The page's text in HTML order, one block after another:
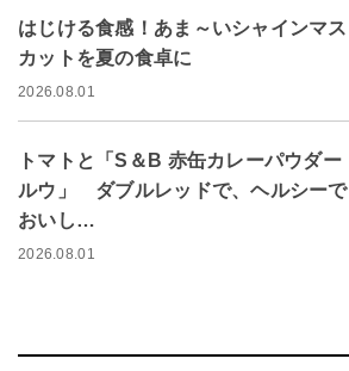
はじける食感！あま～いシャインマス
カットを夏の食卓に
2026.08.01
トマトと「S＆B 赤缶カレーパウダー
ルウ」 ダブルレッドで、ヘルシーで
おいし…
2026.08.01